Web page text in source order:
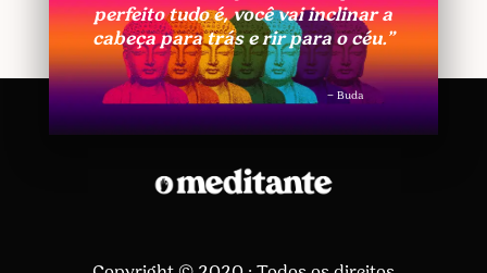
perfeito tudo é, você vai inclinar a
cabeça para trás e rir para o céu.”
– Buda